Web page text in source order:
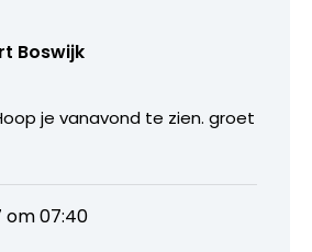
Boswijk
Hoop je vanavond te zien. groet
om 07:40